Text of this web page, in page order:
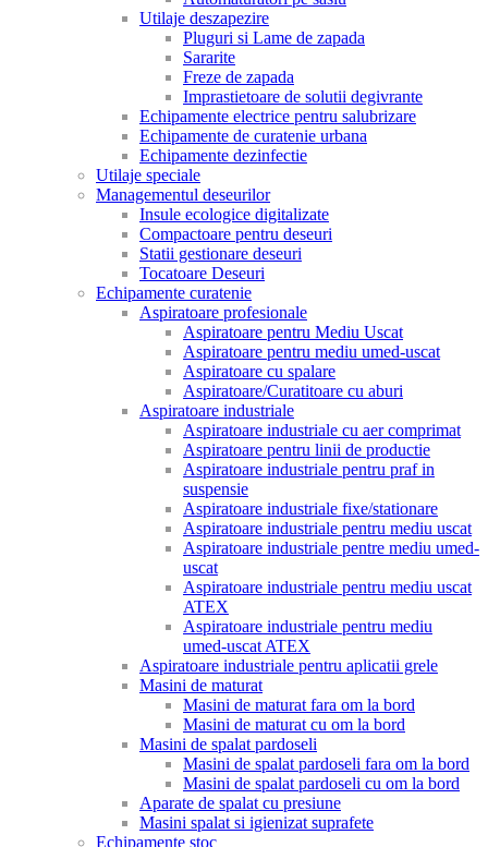
Utilaje deszapezire
Pluguri si Lame de zapada
Sararite
Freze de zapada
Imprastietoare de solutii degivrante
Echipamente electrice pentru salubrizare
Echipamente de curatenie urbana
Echipamente dezinfectie
Utilaje speciale
Managementul deseurilor
Insule ecologice digitalizate
Compactoare pentru deseuri
Statii gestionare deseuri
Tocatoare Deseuri
Echipamente curatenie
Aspiratoare profesionale
Aspiratoare pentru Mediu Uscat
Aspiratoare pentru mediu umed-uscat
Aspiratoare cu spalare
Aspiratoare/Curatitoare cu aburi
Aspiratoare industriale
Aspiratoare industriale cu aer comprimat
Aspiratoare pentru linii de productie
Aspiratoare industriale pentru praf in
suspensie
Aspiratoare industriale fixe/stationare
Aspiratoare industriale pentru mediu uscat
Aspiratoare industriale pentre mediu umed-
uscat
Aspiratoare industriale pentru mediu uscat
ATEX
Aspiratoare industriale pentru mediu
umed-uscat ATEX
Aspiratoare industriale pentru aplicatii grele
Masini de maturat
Masini de maturat fara om la bord
Masini de maturat cu om la bord
Masini de spalat pardoseli
Masini de spalat pardoseli fara om la bord
Masini de spalat pardoseli cu om la bord
Aparate de spalat cu presiune
Masini spalat si igienizat suprafete
Echipamente stoc